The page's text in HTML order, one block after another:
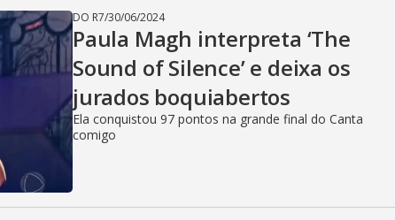
DO R7/30/06/2024
Paula Magh interpreta ‘The
Sound of Silence’ e deixa os
jurados boquiabertos
Ela conquistou 97 pontos na grande final do Canta
comigo